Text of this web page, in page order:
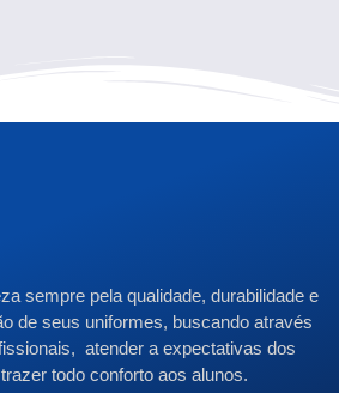
sempre pela qualidade, durabilidade e
de seus uniformes, buscando através
atender a expectativas dos
todo conforto aos alunos.